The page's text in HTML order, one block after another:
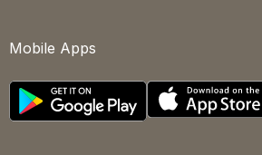
Mobile Apps